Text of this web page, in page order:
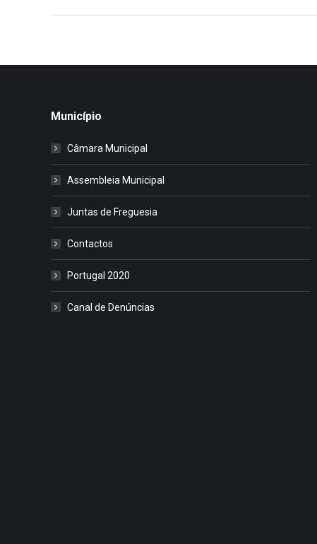
Município
Câmara Municipal
Assembleia Municipal
Juntas de Freguesia
Contactos
Portugal 2020
Canal de Denúncias